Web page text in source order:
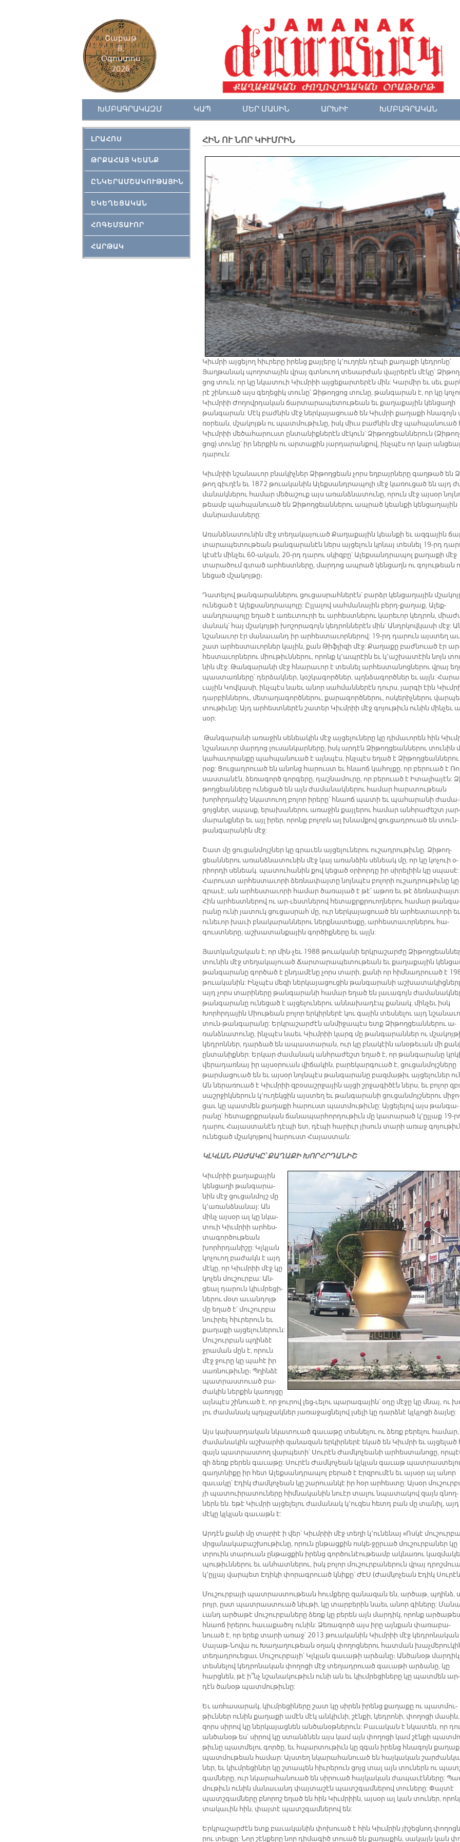
Շաբաթ
8,
Օգոստոս
2026
ԽՄԲԱԳՐԱԿԱԶՄ ԿԱՊ ՄԵՐ ՄԱՍԻՆ ԱՐԽԻՒ ԽՄԲԱԳՐԱԿԱՆ
ԼՐԱՀՈՍ
ԹՐՔԱՀԱՅ ԿԵԱՆՔ
ԸՆԿԵՐԱՄՇԱԿՈՒԹԱՅԻՆ
ԵԿԵՂԵՑԱԿԱՆ
ՀՈԳԵՄՏԱՒՈՐ
ՀԱՐԹԱԿ
ՀԻՆ ՈՒ ՆՈՐ ԿԻՒՄՐԻՆ
Կիւմ­րի այ­ցե­լող հիւ­րերը ի­րենց քայ­լե­րը կ՚ուղ­ղեն դէ­պի քա­ղա­քի կեդ­րո­նը՝
Յաղ­թա­նակ պո­ղո­տա­յին վրայ գտնուող տե­սար­ժան վայ­րե­րէն մէ­կը՝
ցոց տուն, ո­ր կը նկա­տուի Կիւմ­րիի այ­ցե­քար­տե­րէն մին: Կար­միր եւ սեւ
րէ շինուած այս գե­ղե­ցիկ տու­նը՝ Ձի­թող­ցոց տու­նը, թան­գա­րան է, որ կը
Կիւմ­րիի Ժո­ղովր­դա­կան ճար­տա­րա­պե­տու­թեան եւ քա­ղա­քա­յին կեն­ցա­ղի
թան­գա­րան: Մէկ բաժ­նին մէջ ներ­կա­յա­ցուած են Կիւմ­րի քա­ղա­քի
ռօ­րեան, մշա­կոյթն ու պատ­մու­թիւ­նը, իսկ միւս բաժ­նին մէջ պահ­պա­նուած
Կիւմ­րիի մե­ծա­հա­րուստ ըն­տա­նիք­նե­րէն մէ­կուն՝ Ձի­թող­ցեան­նե­րուն
ցոց) տու­նը՝ իր ներ­քին ու ար­տա­քին յար­դա­րան­քով, ինչ­պէս որ կար ան­ցեալ
դա­րուն:
Կիւմ­րիի նշա­նա­ւոր բնա­կիչ­ներ Ձի­թող­ցեան չորս եղ­բայր­նե­րը գաղ­թած են
թող գիւ­ղէն եւ 1872 թուա­կա­նին Ա­լեք­սանդ­րա­պո­լի մէջ կա­ռու­ցած են այդ
մա­նակ­նե­րու հա­մար մե­ծա­շուք այս ա­ռանձ­նա­տու­նը, ո­րուն մէջ այ­սօր
թեամբ պահ­պա­նուած են Ձի­թող­ցեան­նե­րու ապ­րած կեան­քի կեն­ցա­ղա­յին
ման­րա­մաս­նե­րը:
Ա­ռանձ­նա­տու­նին մէջ տե­ղա­կա­յուած Քա­ղա­քա­յին կեան­քի եւ ազ­գա­յին
տա­րա­պե­տու­թեան թան­գա­րա­նէն ներս այ­ցե­լուն կրնայ տես­նել 19-րդ
կէ­սէն մին­չեւ 60-ա­կան, 20-րդ դա­րու սկիզբը՝ Ա­լեք­սանդ­րա­պոլ քա­ղա­քի մէջ
տա­րա­ծում գտած ար­հեստ­նե­րը, մար­դոց ապ­րած կեն­ցաղն ու գո­յու­թեան
նե­ցած մշա­կոյ­թը։
Դա­տե­լով թան­գա­րան­նե­րու ցու­ցաս­րահ­նե­րէն՝ բարձր կեն­ցա­ղա­յին
ու­նե­ցած է Ա­լեք­սանդ­րա­պո­լը: Ըլ­լա­լով սահ­մա­նա­յին բերդ-քա­ղաք, Ա­լեք­
սանդրա­պո­լը ե­ղած է ա­ռեւ­տու­րի եւ ար­հեստ­նե­րու կա­րե­ւոր կեդ­րոն,
մա­նակ՝ հայ մշա­կոյ­թի խո­շո­րա­գոյն կեդ­րոն­նե­րէն մին՝ Անդրկով­կա­սի մէջ:
նշա­նա­ւոր էր մա­նա­ւանդ իր ար­հես­տա­ւոր­նե­րով: 19-րդ դա­րուն այս­տեղ
շատ ար­հես­տա­ւոր­ներ կա­յին, քան Թիֆ­լի­զի մէջ: Քա­ղա­քը բաժ­նուած էր
հես­տա­ւոր­նե­րու միու­թիւն­նե­րու, որոնք կ՚ապ­րէին եւ կ՚աշ­խա­տէին նոյն
նին մէջ: Թան­գա­րա­նի մէջ հնա­րա­ւոր է տես­նել ար­հես­տա­նոց­նե­րու վրայ
պաս­տառ­նե­րը՝ դեր­ձակ­ներ, կօշ­կա­գործ­ներ, պղնձա­գործ­ներ եւ այլն:
ւա­յին Կով­կա­սի, ինչ­պէս նաեւ ա­նոր սահ­ման­նե­րէն դուրս, յար­գի էին
դար­բին­նե­րու, մե­տա­ղա­գործ­նե­րու, քա­րա­գործ­նե­րու, ոս­կե­րիչ­նե­րու
տու­թիւ­նը: Այդ ար­հեստ­նե­րէն շա­տեր Կիւմ­րիի մէջ գո­յու­թիւն ու­նին մինչեւ
սօր:
Թան­գա­րա­նի ա­ռա­ջին սե­նեա­կին մէջ այ­ցե­լու­նե­րը կը դի­մա­ւո­րեն հին
նշա­նա­ւոր մար­դոց լու­սան­կար­նե­րը, իսկ ար­դէն Ձի­թող­ցեան­նե­րու տու­նին
կա­հա­ւո­րան­քը պահ­պա­նուած է այն­պէս, ինչ­պէս ե­ղած է
րօք: Ցու­ցադ­րուած են ա­նոնց հա­րուստ եւ հնաոճ կա­հոյ­քը, որ բե­րուած է
սաս­տա­նէն, ձե­ռա­գործ գոր­գե­րը, դաշ­նա­մու­րը, ո­ր բե­րուած է Ի­տա­լիա­յէն:
թող­ցեան­ները ու­նե­ցած են այն ժա­մա­նակ­նե­րու հա­մար հարս­տու­թեան
խորհրդա­նիշ նկա­տուող բո­լոր ի­րե­րը՝ հնաոճ պա­տի եւ պա­հա­րա­նի ժա­մա­
ցոյց­ներ, սպասք, ե­րա­խա­նե­րու ա­ռա­ջին քայ­լե­րու հա­մար անհ­րա­ժեշտ յար­
մա­րանք­ներ եւ այլ ի­րեր, ո­րոնք բո­լորն ալ խնամ­քով ցու­ցադ­րուած են տուն-
թան­գա­րա­նին մէջ:
Շատ մը ցու­ցան­մոյշ­ներ կը գրա­ւեն այ­ցե­լու­նե­րու ու­շադ­րու­թիւ­նը. Ձի­թող­
ցեան­նե­րու ա­ռանձ­նա­տու­նին մէջ կայ ա­ռան­ձին սե­նեակ մը, որ կը կո­չուի օ­
րիոր­դի սե­նեակ. պա­տու­հա­նին քով կե­ցած օ­րիոր­դը իր սի­րե­լիին կը սպա­սէ:
Հա­րուստ ար­հես­տա­ւո­րի ձեռ­նա­փայ­տը նոյն­պէս բո­լո­րի ու­շադ­րու­թիւ­նը կը
գրա­ւէ, ան ար­հես­տա­ւո­րի հա­մար ծա­ռա­յած է թէ՛ ա­թոռ եւ թէ ձեռ­նա­փայտ:
Հին ար­հեստ­նե­րով ու ա­ր-ւեստ­նե­րով հե­տաքրք­րուող­նե­րու հա­մար
րանը ու­նի յա­տուկ ցու­ցաս­րահ մը, ուր ներ­կա­յա­ցուած են ար­հես­տա­ւո­րի եւ
ու­նե­ւոր խա­ւի բնա­կա­րան­նե­րու ներք­նա­տես­քը, ար­հես­տա­ւոր­նե­րու հա­
գուստ­նե­րը, աշ­խա­տան­քա­յին գոր­ծիք­նե­րը եւ այլն:
Յատ­կան­շա­կան է, որ մին-չեւ 1988 թուա­կա­նի երկ­րա­շար­ժը
տու­նին մէջ տե­ղա­կա­յուած Ճար­տա­րա­պե­տու­թեան եւ քա­ղա­քա­յին
թան­գա­րա­նը գոր­ծած է ըն­դա­մէ­նը չորս տա­րի, քա­նի որ հիմ­նադ­րուած է
թուա­կա­նին: Ինչ­պէս մեզի ներ­կա­յա­ցու­ցին թան­գա­րա­նի
այդ չորս տա­րի­նե­րը թան­գա­րա­նի հա­մար ե­ղած են լա­ւա­գոյն
թան­գա­րանը ու­նե­ցած է այ­ցե­լու­նե­րու ան­նա­խա­դէպ քա­նակ, մին­չեւ իսկ
Խորհր­դա­յին Միու­թեան բո­լոր եր­կիր­նե­րէ կու­ գա­յին տես­նե­լու այդ
տուն-թան­գա­րա­նը: Երկ­րա­շար­ժէն ան­մի­ջա­պէս ետք Ձի­թող­ցեան­նե­րու ա­
ռանձ­նա­տու­նը, ինչ­պէս նաեւ Կիւմ­րիի կարգ մը թան­գա­րան­ներ ու
կեդ­րոն­ներ, դար­ձած են ա­պաս­տա­րան, ուր կը բնա­կէին ա­նօ­թե­ւան մի
ըն­տա­նիք­ներ: Եր­կար ժա­մա­նակ անհ­րա­ժեշտ ե­ղած է, որ թան­գա­րա­նը
վե­րա­դառ­նայ իր այ­սօ­րուան վի­ճա­կին, բա­րե­կար­գուած է, ցու­ցան­մոյշ­նե­րը
թար­մա­ցուած են եւ այ­սօր նոյն­պէս թան­գա­րա­նը բազ­մա­թիւ այ­ցե­լու­ներ
Ան նե­րա­ռուած է Կիւմ­րիի զբօ­սաշր­ջա­յին այ­ցի շրջա­գի­ծէն ներս, եւ բո­լոր
սաշր­ջիկ­նե­րուն կ՚ու­ղեկ­ցին այս­տեղ եւ թան­գա­րա­նի ցու­ցան­մոյշ­նե­րու
ցաւ կը պատ­մեն քա­ղա­քի հա­րուստ պատ­մու­թիւ­նը: Այ­ցե­լե­լով այս թան­գա­
րանը՝ հե­տաքրք­րա­կան ճա­նա­պար­հոր­դու­թիւն մը կա­տարած կ՚ըլ­լաք 19-
դա­րու Հա­յաս­տա­նէն դէ­պի ետ, դէ­պի հարիւր յիսուն տա­րի ա­ռաջ
ու­նե­ցած մշա­կոյ­թով հա­րուստ Հա­յաս­տան:
ԿԼԿԼԱՆ ԲԱ­ԺԱ­ԿԸ՝ ՔԱ­ՂԱ­ՔԻ ԽՈՐՀՐ­ԴԱ­ՆԻՇ
Կիւմ­րիի քա­ղա­քա­յին
կեն­ցա­ղի թան­գա­րա­
նին մէջ ցու­ցան­մոյշ մը
կ՚ա­ռան­ձնա­նայ: Ան
մինչ այ­սօր ալ կը նկա­
տուի Կիւմ­րիի ար­հես­
տա­գոր­ծու­թեան
խորհր­դա­նի­շը: Կլկլան
կոչուող բա­ժակն է այդ
մէ­կը, որ Կիւմ­րիի մէջ կը
կո­չեն մու­շուր­բա: Ան­
ցեալ դա­րուն կիւմ­րե­ցի­
նե­րու մօտ ա­ւան­դոյթ
մը ե­ղած է՝ մու­շուր­բա
նուի­րել հիւ­րե­րուն եւ
քա­ղա­քի այ­ցե­լու­նե­րուն:
Մու­շուր­բան պղին­ձէ
ջրա­ման մըն է, ո­րուն
մէջ ջու­րը կը պա­հէ իր
սառ­նու­թիւ­նը։ Պղին­ձէ
պատ­րաս­տուած բա­
ժա­կին ներ­քին կա­ռոյ­ցը
այն­պէս շի­նուած է, որ ջու­րով լե­ց-ւե­լու պա­րա­գա­յին՝ օ­դը մէ­ջը կը մնայ, ու
լու ժա­մա­նակ պղպջակ­ներ յա­ռա­ջաց­նե­լով լսե­լի կը դարձ­նէ կլկլո­ցի ձայ­նը:
Այս կա­խար­դա­կան նկա­տուած գա­ւա­թը տես­նե­լու ու ձեռք բե­րե­լու հա­մար,
ժա­մա­նա­կին աշ­խար­հի զա­նա­զան եր­կիր­նե­րէ ե­կած են Կիւմ­րի եւ այ­ցե­լած
զայն պատ­րաս­տող վար­պե­տի՝ Սու­րէն Ժամ­կո­չեա­նի ար­հես­տա­նոցը,
զի ձեռք բե­րեն գա­ւա­թը: Սու­րէն Ժամ­կո­չեան կլկլան գա­ւաթ
գաղտ­նիքը իր հետ Ա­լեք­սանդ­րա­պոլ բե­րած է Էրզ­րու­մէն եւ այ­սօր ալ ա­նոր
զա­ւա­կը՝ Է­դիկ Ժամ­կո­չեան կը շա­րուան­կէ իր հօր ար­հես­տը: Այ­սօր
յի պա­տուի­րա­տու­նե­րը հիմ­նա­կա­նին նուէր տա­լու նպա­տա­կով զայն գնող­
ներն են. ե­թէ Կիւմ­րի այ­ցե­լե­լու ժամանակ կ՚ուզես հետդ բան մը տա­նիլ, այդ
մէկը կլկլան գա­ւաթն է:
Ար­դէն քա­նի մը տա­րիէ ի վեր՝ Կիւմ­րիի մէջ տե­ղի կ՚ու­նե­նայ «Ոս­կէ
մրցա­նա­կա­բաշ­խու­թիւ­նը, ո­րուն ըն­թաց­քին ոս­կե-ջըրւած մու­շուր­բա­ներ կը
տրուին տա­րուան ըն­թաց­քին ի­րենց գոր­ծու­նէու­թեամբ ակ­նա­ռու
պու­թիւն­նե­րու եւ ան­հատ­նե­րու, իսկ բո­լոր մու­շուր­բա­նե­րուն վրայ
կ՚ըլ­լայ վար­պետ Է­դի­կի փո­րագ­րուած կնի­քը՝ ԺԷՍ (Ժամ­կո­չեան Է­դիկ
Մու­շուր­բա­յի պատ­րաս­տու­թեան հում­քե­րը զա­նա­զան են, ար­ծաթ, պղինձ,
րոյր, ըստ պատ­րաս­տուած նիւ­թի, կը տար­բե­րին նաեւ ա­նոր գի­նե­րը:
ւանդ ար­ծա­թէ մու­շուր­բա­նե­րը ձեռք կը բե­րեն այն մար­դիկ, որոն­ք
հնաոճ ի­րե­րու հա­ւա­քա­ծոյ ու­նին: Ձե­ռա­գործ այս ի­րը այն­քան փա­ռա­բա­
նուած է, որ ե­րեք տա­րի ա­ռաջ՝ 2013 թո­ւականին Կիւմ­րիի մէջ կեդ­րո­նա­կան
Սա­յաթ-Նո­վա ու Խա­ղա­ղու­թեան օ­ղակ փո­ղոց­նե­րու հատ­ման
տե­ղադ­րուե­ցաւ Մու­շուր­բա­յի՝ Կլկլան գա­ւա­թի ար­ձա­նը։ Ան­ծա­նօթ
տես­նե­լով կեդ­րո­նա­կան փո­ղո­ցի մէջ տե­ղադ­րուած գա­ւա­թի ար­ձա­նը, կը
հարցնեն, թէ ի՞նչ նշա­նա­կու­թիւն ու­նի ան եւ կիւմ­րե­ցի­նե­րը կը պատ­մեն ար­
դէն ծա­նօթ պատ­մու­թիւ­նը:
Եւ առ­հա­սա­րակ, կիւմ­րե­ցի­նե­րը շատ կը սի­րեն ի­րենց քա­ղա­քը ու պատ­մու­
թիւն­ներ ու­նին քա­ղա­քի ա­մէն մէկ ան­կիւ­նի, շէն­քի, կեդ­րո­նի, փո­ղո­ցի մա­սին,
զորս սի­րով կը ներ­կա­յաց­նեն ան­ծա­նօթ­նե­րուն: Բա­ւա­կան է նկա­տեն, որ
ան­ծա­նօթ ես՝ սի­րով կը ստանձ­նեն այս կամ այն փո­ղո­ցի կամ շէն­քի
թիւ­նը պատ­մե­լու գոր­ծը, եւ հպար­տու­թիւն կը զգան ի­րենց հնա­գոյն
պատ­մու­թեան հա­մար: Այս­տեղ նկա­րա­հա­նո­ւած են հայ­կա­կան
ներ, եւ կիւմ­րե­ցի­ներ կը շտա­պեն հիւ­րե­րուն ցոյց տալ այն տու­ներն ու
գամ­նե­րը, ուր նկա­րա­հա­նուած են սի­րուած հայ­կա­կան ժա­պա­ւէն­նե­րը:
մու­թիւն ու­նին մա­նա­ւանդ փայ­տաշէն պատշ­գամնե­րով տու­նե­րը: Փայ­տէ
պատշ­գամնե­րը բնո­րոշ ե­ղած են հին Կիւմ­րիին, այ­սօր ալ կան տու­ներ,
տա­կա­ւին հին, փայ­տէ պատշ­գամնե­րով են:
Երկ­րա­շար­ժէն ետք բա­ւա­կա­նին փո­խուած է հին Կիւմ­րին յի­շեց­նող
րու տես­քը: Նոր շէն­քե­րը նոր դի­մա­գիծ տուած են քա­ղա­քին, սա­կայն կան